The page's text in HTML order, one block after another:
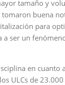
tamaño y
buena
para
ser un
en cuanto
ULCs de